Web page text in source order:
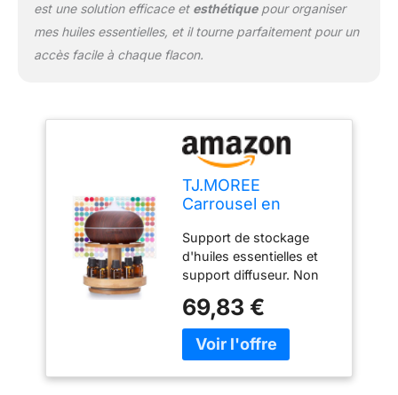
est une solution efficace et esthétiquepour organiser
mes huiles essentielles, et il tourne parfaitement pour un
accès facile à chaque flacon.
TJ.MOREE
Carrousel en
diffuseur - 2
Niveaux
d'augmentation de
Hauteur avec
Plateau supérieur
pour contenir Le
diffuseur, pour
Support de stockage
d'huiles essentielles et
support diffuseur. Non
des huiles essentielles,
mais aussi une belle
œuvre d'art. Plateau
69,83 €